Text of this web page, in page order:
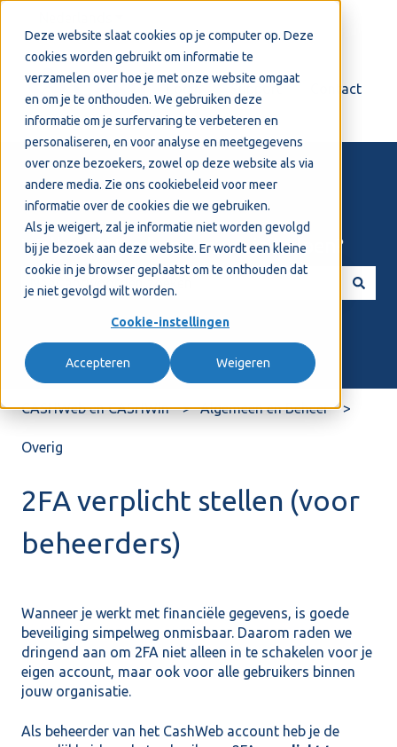
Deze website slaat cookies op je computer op. Deze
cookies worden gebruikt om informatie te
verzamelen over hoe je met onze website omgaat
en om je te onthouden. We gebruiken deze
informatie om je surfervaring te verbeteren en
personaliseren, en voor analyse en meetgegevens
over onze bezoekers, zowel op deze website als via
andere media. Zie ons cookiebeleid voor meer
informatie over de cookies die we gebruiken.
Als je weigert, zal je informatie niet worden gevolgd
bij je bezoek aan deze website. Er wordt een kleine
cookie in je browser geplaatst om te onthouden dat
je niet gevolgd wilt worden.
Cookie-instellingen
Accepteren Weigeren
Support Contact
Welkom! Hoe kunnen we je helpen?
CASHWeb en CASHWin Algemeen en Beheer
Overig
2FA verplicht stellen (voor
beheerders)
Wanneer je werkt met financiële gegevens, is goede
beveiliging simpelweg onmisbaar. Daarom raden we
dringend aan om 2FA niet alleen in te schakelen voor je
eigen account, maar ook voor alle gebruikers binnen
jouw organisatie.
Als beheerder van het CashWeb account heb je de